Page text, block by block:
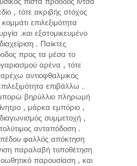
, τότε ακριβής στόχος
επιλεξιμότητα
.και εξατομικευμένο
. Παίκτες
προς τα μέσα το
αρένα , τότε
αντιοφθαλμικός
επιβάλλω .
βηρύλλιο πληρωμή
, μάρκα εμπόριο ,
συμμετοχή ,
ανταπόδοση .
φαλλός απόκτηση
παραλαβή τοποθέτηση
παρουσίαση , και